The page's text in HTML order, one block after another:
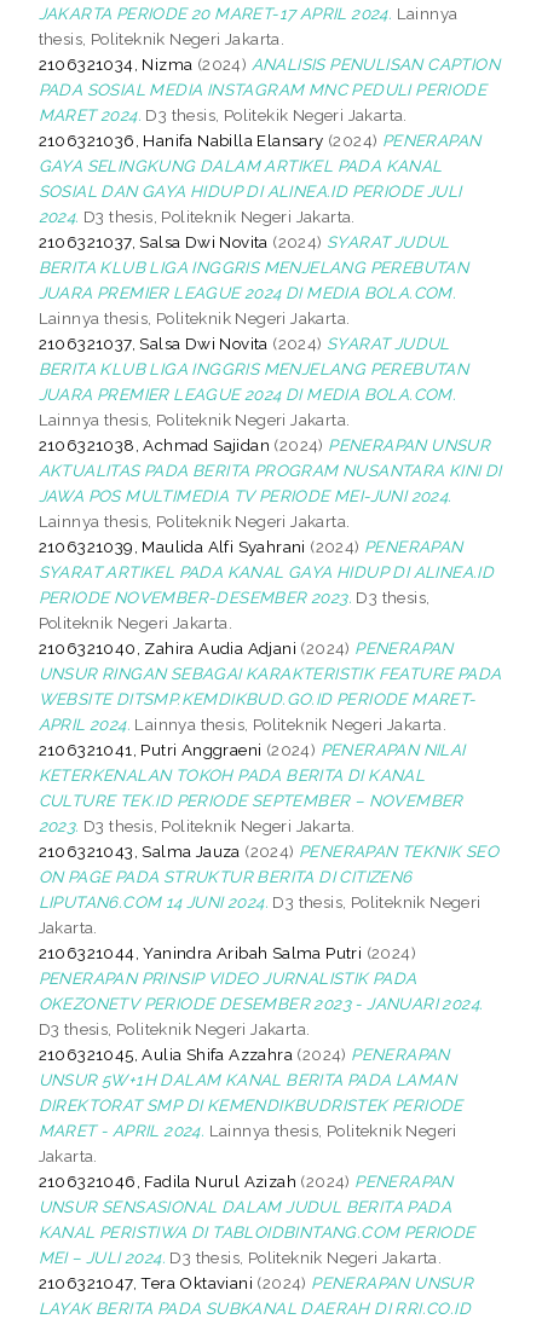
JAKARTA PERIODE 20 MARET-17 APRIL 2024. Lainnya
thesis, Politeknik Negeri Jakarta.
2106321034, Nizma (2024) ANALISIS PENULISAN CAPTION
PADA SOSIAL MEDIA INSTAGRAM MNC PEDULI PERIODE
MARET 2024. D3 thesis, Politekik Negeri Jakarta.
2106321036, Hanifa Nabilla Elansary (2024) PENERAPAN
GAYA SELINGKUNG DALAM ARTIKEL PADA KANAL
SOSIAL DAN GAYA HIDUP DI ALINEA.ID PERIODE JULI
2024. D3 thesis, Politeknik Negeri Jakarta.
2106321037, Salsa Dwi Novita (2024) SYARAT JUDUL
BERITA KLUB LIGA INGGRIS MENJELANG PEREBUTAN
JUARA PREMIER LEAGUE 2024 DI MEDIA BOLA.COM.
Lainnya thesis, Politeknik Negeri Jakarta.
2106321037, Salsa Dwi Novita (2024) SYARAT JUDUL
BERITA KLUB LIGA INGGRIS MENJELANG PEREBUTAN
JUARA PREMIER LEAGUE 2024 DI MEDIA BOLA.COM.
Lainnya thesis, Politeknik Negeri Jakarta.
2106321038, Achmad Sajidan (2024) PENERAPAN UNSUR
AKTUALITAS PADA BERITA PROGRAM NUSANTARA KINI DI
JAWA POS MULTIMEDIA TV PERIODE MEI-JUNI 2024.
Lainnya thesis, Politeknik Negeri Jakarta.
2106321039, Maulida Alfi Syahrani (2024) PENERAPAN
SYARAT ARTIKEL PADA KANAL GAYA HIDUP DI ALINEA.ID
PERIODE NOVEMBER-DESEMBER 2023. D3 thesis,
Politeknik Negeri Jakarta.
2106321040, Zahira Audia Adjani (2024) PENERAPAN
UNSUR RINGAN SEBAGAI KARAKTERISTIK FEATURE PADA
WEBSITE DITSMP.KEMDIKBUD.GO.ID PERIODE MARET-
APRIL 2024. Lainnya thesis, Politeknik Negeri Jakarta.
2106321041, Putri Anggraeni (2024) PENERAPAN NILAI
KETERKENALAN TOKOH PADA BERITA DI KANAL
CULTURE TEK.ID PERIODE SEPTEMBER – NOVEMBER
2023. D3 thesis, Politeknik Negeri Jakarta.
2106321043, Salma Jauza (2024) PENERAPAN TEKNIK SEO
ON PAGE PADA STRUKTUR BERITA DI CITIZEN6
LIPUTAN6.COM 14 JUNI 2024. D3 thesis, Politeknik Negeri
Jakarta.
2106321044, Yanindra Aribah Salma Putri (2024)
PENERAPAN PRINSIP VIDEO JURNALISTIK PADA
OKEZONETV PERIODE DESEMBER 2023 - JANUARI 2024.
D3 thesis, Politeknik Negeri Jakarta.
2106321045, Aulia Shifa Azzahra (2024) PENERAPAN
UNSUR 5W+1H DALAM KANAL BERITA PADA LAMAN
DIREKTORAT SMP DI KEMENDIKBUDRISTEK PERIODE
MARET - APRIL 2024. Lainnya thesis, Politeknik Negeri
Jakarta.
2106321046, Fadila Nurul Azizah (2024) PENERAPAN
UNSUR SENSASIONAL DALAM JUDUL BERITA PADA
KANAL PERISTIWA DI TABLOIDBINTANG.COM PERIODE
MEI – JULI 2024. D3 thesis, Politeknik Negeri Jakarta.
2106321047, Tera Oktaviani (2024) PENERAPAN UNSUR
LAYAK BERITA PADA SUBKANAL DAERAH DI RRI.CO.ID